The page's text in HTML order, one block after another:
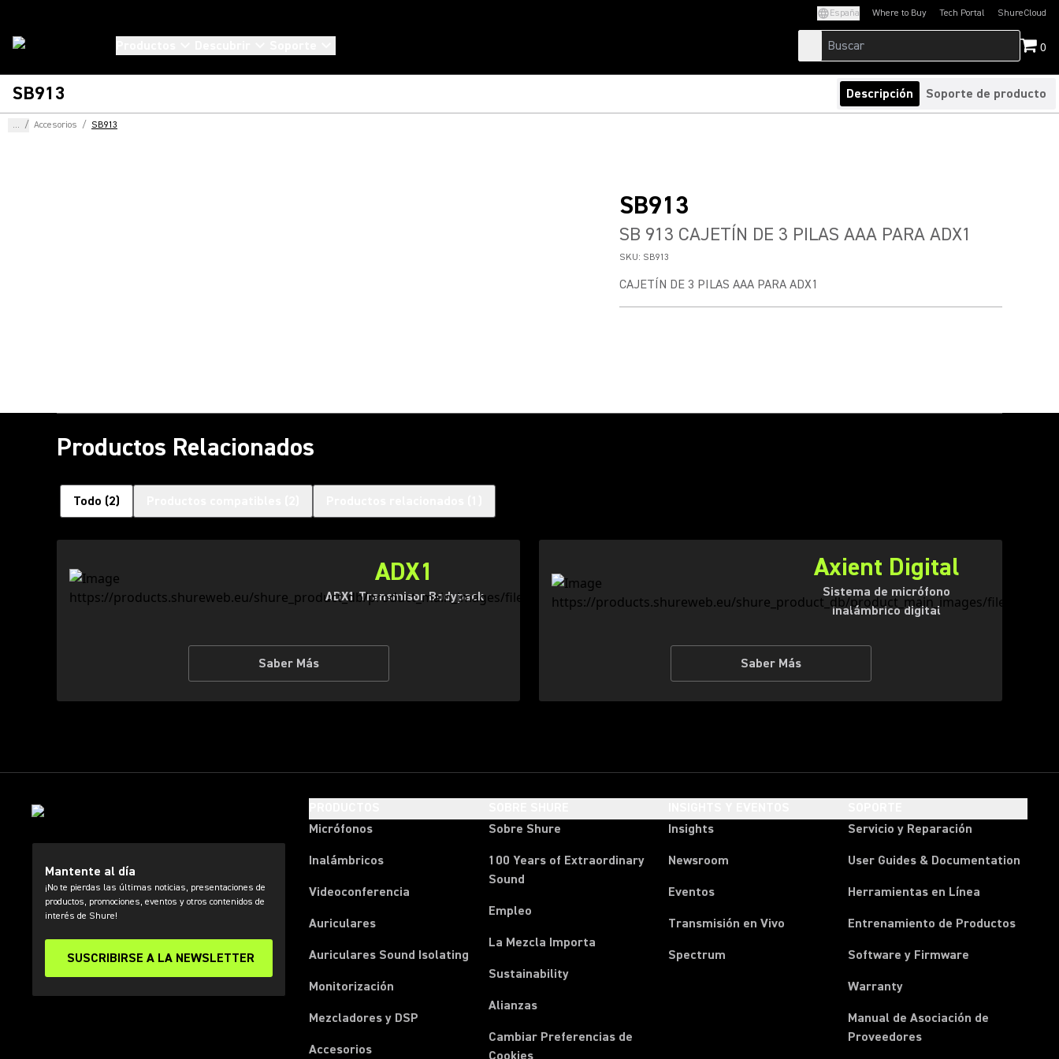
España Where to Buy Tech Portal
(Opens in a new tab)ShureCloud
(Opens in a new
0
SB913 Descripción Soporte de producto
... / Accesorios / SB913
SB913
SB 913 CAJETÍN DE 3 PILAS AAA PARA ADX1
SKU: SB913
CAJETÍN DE 3 PILAS AAA PARA ADX1
Productos Relacionados
Todo (2)
ADX1
ADX1 Transmisor Bodypack
Saber Más
Axient Digital
Sistema de micrófono
inalámbrico digital
Saber Más
Mantente al día
¡No te pierdas las últimas noticias, presentaciones de
productos, promociones, eventos y otros contenidos de
interés de Shure!
SUSCRIBIRSE A LA NEWSLETTER
Micrófonos
Inalámbricos
Videoconferencia
Auriculares
Auriculares Sound Isolating
Monitorización
Mezcladores y DSP
Accesorios
Sobre Shure
100 Years of Extraordinary
Sound
Empleo
La Mezcla Importa
Sustainability
Alianzas
Cambiar Preferencias de
Cookies
Insights
Newsroom
Eventos
Transmisión en Vivo
Spectrum
Servicio y Reparación
User Guides & Documentation
Herramientas en Línea
Entrenamiento de Productos
Software y Firmware
Warranty
Manual de Asociación de
Proveedores(Opens in a new tab)